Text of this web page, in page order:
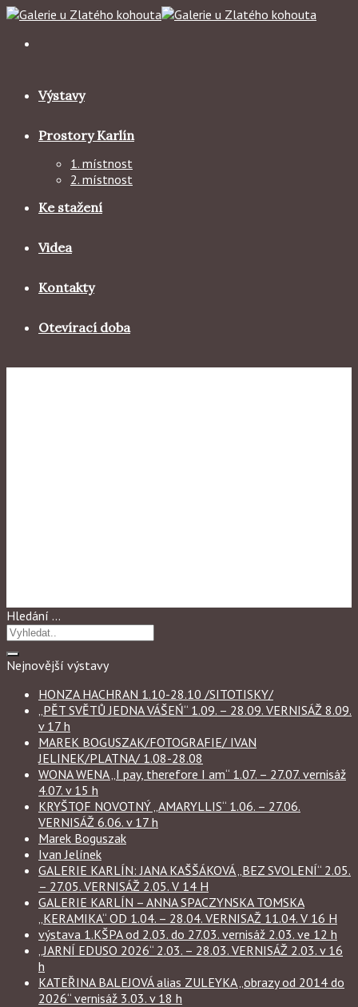
Skip
content
Výstavy
Prostory Karlín
1. místnost
2. místnost
Ke stažení
Videa
Kontakty
Otevírací doba
Hledání …
Nejnovější výstavy
HONZA HACHRAN 1.10-28.10 /SITOTISKY/
„PĚT SVĚTŮ JEDNA VÁŠEŃ“ 1.09. – 28.09. VERNISÁŽ 8.09.
v 17 h
MAREK BOGUSZAK/FOTOGRAFIE/ IVAN
JELINEK/PLATNA/ 1.08-28.08
WONA WENA „I pay, therefore I am“ 1.07. – 27.07. vernisáž
4.07. v 15 h
KRYŠTOF NOVOTNÝ „AMARYLLIS“ 1.06. – 27.06.
VERNISÁŽ 6.06. v 17 h
Marek Boguszak
Ivan Jelínek
GALERIE KARLÍN: JANA KAŠŠÁKOVÁ „BEZ SVOLENÍ“ 2.05.
– 27.05. VERNISÁŽ 2.05. V 14 H
GALERIE KARLÍN – ANNA SPACZYNSKA TOMSKA
„KERAMIKA“ OD 1.04. – 28.04. VERNISAŽ 11.04. V 16 H
výstava 1.KŠPA od 2.03. do 27.03. vernisáž 2.03. ve 12 h
„JARNÍ EDUSO 2026“ 2.03. – 28.03. VERNISÁŽ 2.03. v 16
h
KATEŘINA BALEJOVÁ alias ZULEYKA „obrazy od 2014 do
2026“ vernisáž 3.03. v 18 h